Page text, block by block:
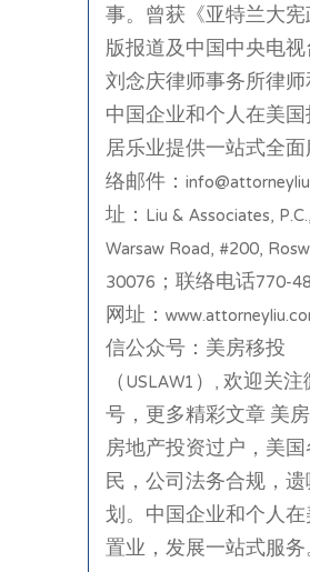
事。曾获《亚特兰大
版报道及中国中央电视
刘念庆律师事务所律
中国企业和个人在美
居乐业提供一站式全
络邮件：
址：Liu & Associates,
Warsaw Road, #200,
30076；联络电话770-
网址：
信公众号：美房移投
（USLAW1）, 欢迎关
号，更多精彩文章 美
房地产投资过户，美
民，公司法务合规，
划。中国企业和个人在
置业，发展一站式服务